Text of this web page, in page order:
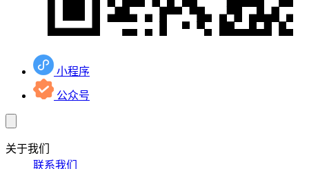
小程序
公众号
关于我们
联系我们